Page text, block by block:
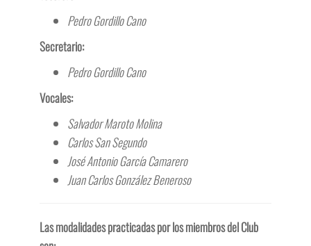
Pedro Gordillo Cano
Secretario:
Pedro Gordillo Cano
Vocales:
Salvador Maroto Molina
Carlos San Segundo
José Antonio García Camarero
Juan Carlos González Beneroso
Las modalidades practicadas por los miembros del Club